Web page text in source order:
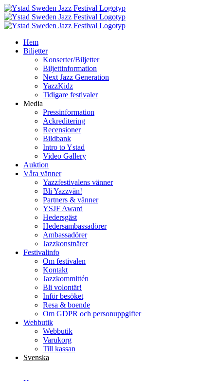
Fortsätt
till
innehållet
Hem
Biljetter
Konserter/Biljetter
Biljettinformation
Next Jazz Generation
YazzKidz
Tidigare festivaler
Media
Pressinformation
Ackreditering
Recensioner
Bildbank
Intro to Ystad
Video Gallery
Auktion
Våra vänner
Yazzfestivalens vänner
Bli Yazzvän!
Partners & vänner
YSJF Award
Hedersgäst
Hedersambassadörer
Ambassadörer
Jazzkonstnärer
Festivalinfo
Om festivalen
Kontakt
Jazzkommittén
Bli volontär!
Inför besöket
Resa & boende
Om GDPR och personuppgifter
Webbutik
Webbutik
Varukorg
Till kassan
Svenska